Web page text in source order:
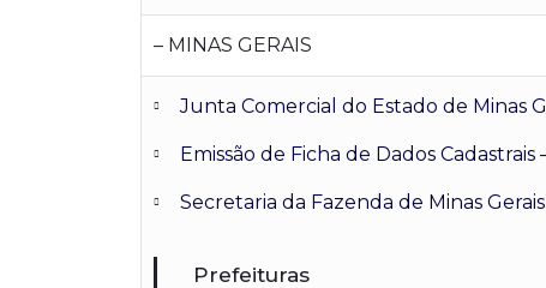
– MINAS GERAIS
Junta Comercial do Estado de Minas
Emissão de Ficha de Dados Cadastrais
Secretaria da Fazenda de Minas Gerais
Prefeituras